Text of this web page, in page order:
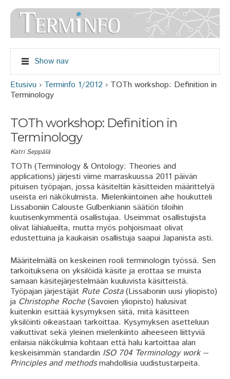
Jump to navigation
Show nav
Olet täällä
Etusivu › Terminfo 1/2012 › TOTh workshop: Definition in
Terminology
TOTh workshop: Definition in
Terminology
Katri Seppälä
TOTh (Terminology & Ontology: Theories and
applications) järjesti viime marraskuussa 2011 päivän
pituisen työpajan, jossa käsiteltiin käsitteiden määrittelyä
useista eri näkökulmista. Mielenkiintoinen aihe houkutteli
Lissaboniin Calouste Gulbenkianin säätiön tiloihin
kuutisenkymmentä osallistujaa. Useimmat osallistujista
olivat lähialueilta, mutta myös pohjoismaat olivat
edustettuina ja kaukaisin osallistuja saapui Japanista asti.
Määritelmällä on keskeinen rooli terminologin työssä. Sen
tarkoituksena on yksilöidä käsite ja erottaa se muista
samaan käsitejärjestelmään kuuluvista käsitteistä.
Työpajan järjestäjät Rute Costa(Lissabonin uusi yliopisto)
ja Christophe Roche (Savoien yliopisto) halusivat
kuitenkin esittää kysymyksen siitä, mitä käsitteen
yksilöinti oikeastaan tarkoittaa. Kysymyksen asetteluun
vaikuttivat sekä yleinen mielenkiinto aiheeseen liittyviä
erilaisia näkökulmia kohtaan että halu kartoittaa alan
keskeisimmän standardin ISO 704 Terminology work --
Principles and methodsmahdollisia uudistustarpeita.